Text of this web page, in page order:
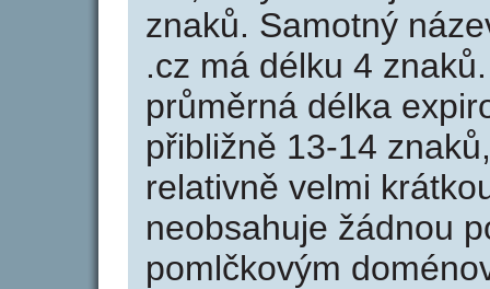
znaků. Samotný
.cz má délku 4
průměrná délka
přibližně 13-14
relativně velmi
neobsahuje žádnou
pomlčkovým